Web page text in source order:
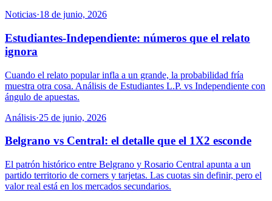
Noticias·18 de junio, 2026
Estudiantes-Independiente: números que el relato
ignora
Cuando el relato popular infla a un grande, la probabilidad fría
muestra otra cosa. Análisis de Estudiantes L.P. vs Independiente con
ángulo de apuestas.
Análisis·25 de junio, 2026
Belgrano vs Central: el detalle que el 1X2 esconde
El patrón histórico entre Belgrano y Rosario Central apunta a un
partido territorio de corners y tarjetas. Las cuotas sin definir, pero el
valor real está en los mercados secundarios.